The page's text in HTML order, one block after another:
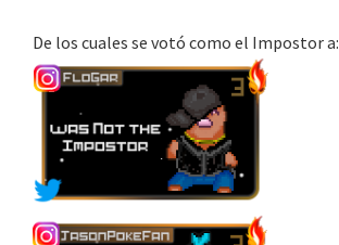
De los cuales se votó como el Impostor a: